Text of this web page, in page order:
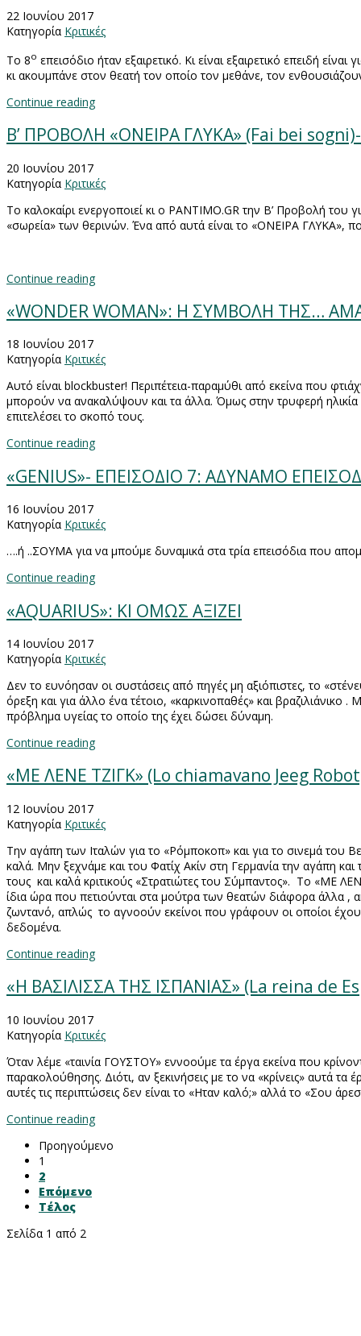
22 Ιουνίου 2017
Κατηγορία Κριτικές
Το 8ο επεισόδιο ήταν εξαιρετικό. Κι είναι εξαιρετικό επειδή
κι ακουμπάνε στον θεατή τον οποίο τον μεθάνε, τον
Continue reading
Β’ ΠΡΟΒΟΛΗ «ΟΝΕΙΡΑ ΓΛΥΚΑ» (Fai bei
20 Ιουνίου 2017
Κατηγορία Κριτικές
Το καλοκαίρι ενεργοποιεί κι ο PANTIMO.GR την Β’ Προβολή του
«σωρεία» των θερινών. Ένα από αυτά είναι το «ΟΝΕΙΡΑ ΓΛΥΚΑ»,
Continue reading
«WONDER WOMAN»: Η ΣΥΜΒΟΛΗ ΤΗΣ…
18 Ιουνίου 2017
Κατηγορία Κριτικές
Αυτό είναιblockbuster! Περιπέτεια-παραμύθι από εκείνα που
μπορούν να ανακαλύψουν και τα άλλα. Όμως στην τρυφερή
επιτελέσει το σκοπό τους.
Continue reading
«GENIUS»- ΕΠΕΙΣΟΔΙΟ 7: ΑΔΥΝΑΜΟ
16 Ιουνίου 2017
Κατηγορία Κριτικές
….ή ..ΣΟΥΜΑ για να μπούμε δυναμικά στα τρία επεισόδια που
Continue reading
«AQUARIUS»: ΚΙ ΟΜΩΣ ΑΞΙΖΕΙ
14 Ιουνίου 2017
Κατηγορία Κριτικές
Δεν το ευνόησαν οι συστάσεις από πηγές μη αξιόπιστες, το
όρεξη και για άλλο ένα τέτοιο, «καρκινοπαθές» και
πρόβλημα υγείας το οποίο της έχει δώσει δύναμη.
Continue reading
«ΜΕ ΛΕΝΕ ΤΖΙΓΚ» (Lo chiamavano Jeeg
12 Ιουνίου 2017
Κατηγορία Κριτικές
Την αγάπη των Ιταλών για το «Ρόμποκοπ» και για το σινεμά του
καλά. Μην ξεχνάμε και του Φατίχ Ακίν στη Γερμανία την αγάπη
τους και καλά κριτικούς «Στρατιώτες του Σύμπαντος». Το «ΜΕ
ίδια ώρα που πετιούνται στα μούτρα των θεατών διάφορα άλλα ,
ζωντανό, απλώς το αγνοούν εκείνοι που γράφουν οι οποίοι
δεδομένα.
Continue reading
«Η ΒΑΣΙΛΙΣΣΑ ΤΗΣ ΙΣΠΑΝΙΑΣ» (La reina de
10 Ιουνίου 2017
Κατηγορία Κριτικές
Όταν λέμε «ταινία ΓΟΥΣΤΟΥ» εννοούμε τα έργα εκείνα που
παρακολούθησης. Διότι, αν ξεκινήσεις με το να «κρίνεις» αυτά
αυτές τις περιπτώσεις δεν είναι το «Ηταν καλό;» αλλά το «Σου
Continue reading
Προηγούμενο
1
2
Επόμενο
Τέλος
Σελίδα 1 από 2